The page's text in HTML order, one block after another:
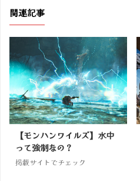
関連記事
【モンハンワイルズ】水中
って強制なの？
掲載サイトでチェック